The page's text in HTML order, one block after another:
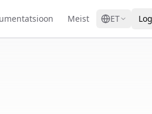
Meist ET